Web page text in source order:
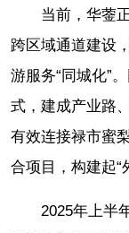
当前，华蓥
跨区域通道建设
游服务“同城化”
式，建成产业路
有效连接禄市蜜
合项目，构建起“
2025年上半